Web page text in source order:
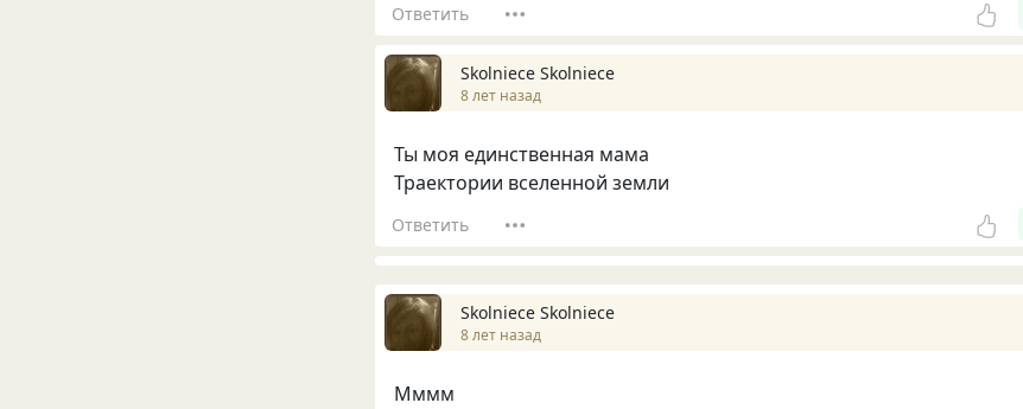
Ответить
Skolniece Skolniece
8 лет назад
Ты моя единственная мама
Траектории вселенной земли
Ответить
Skolniece Skolniece
8 лет назад
Мммм